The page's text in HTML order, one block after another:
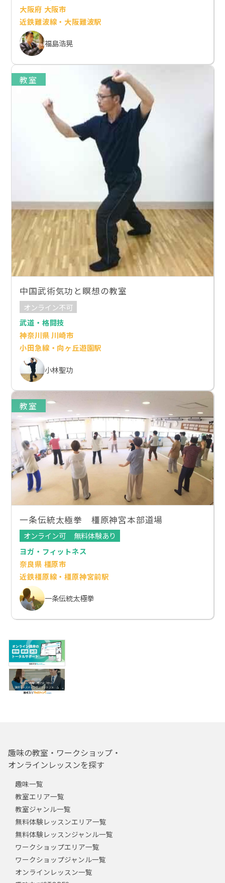
大阪府 大阪市
近鉄難波線・大阪難波駅
福島浩晃
教室
中国武術気功と瞑想の教室
オンライン不可
武道・格闘技
神奈川県 川崎市
小田急線・向ヶ丘遊園駅
小林聖功
教室
一条伝統太極拳 橿原神宮本部道場
オンライン可
無料体験あり
ヨガ・フィットネス
奈良県 橿原市
近鉄橿原線・橿原神宮前駅
一条伝統太極拳
趣味の教室・ワークショップ・
オンラインレッスンを探す
趣味一覧
教室エリア一覧
教室ジャンル一覧
無料体験レッスンエリア一覧
無料体験レッスンジャンル一覧
ワークショップエリア一覧
ワークショップジャンル一覧
オンラインレッスン一覧